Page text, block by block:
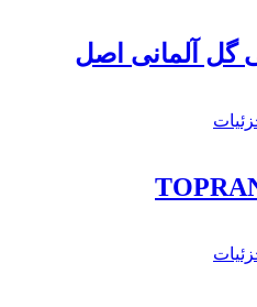
گل آلمانی اصل